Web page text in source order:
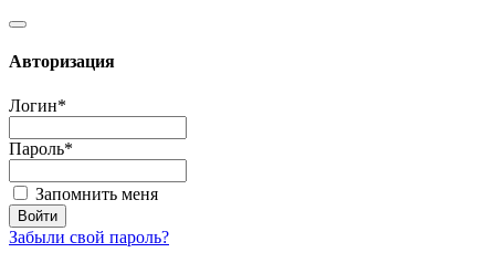
Авторизация
Логин*
Пароль*
Запомнить меня
Забыли свой пароль?